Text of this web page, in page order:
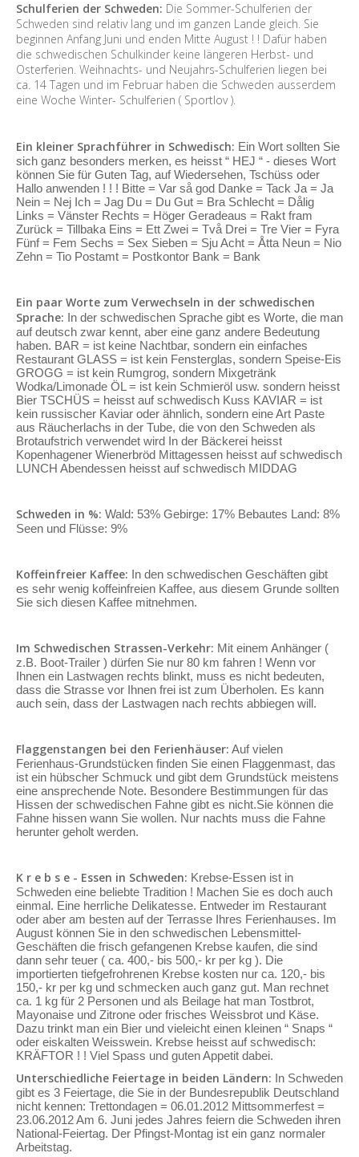
Schulferien der Schweden: Die Sommer-Schulferien der
Schweden sind relativ lang und im ganzen Lande gleich. Sie
beginnen Anfang Juni und enden Mitte August ! ! Dafür haben
die schwedischen Schulkinder keine längeren Herbst- und
Osterferien. Weihnachts- und Neujahrs-Schulferien liegen bei
ca. 14 Tagen und im Februar haben die Schweden ausserdem
eine Woche Winter- Schulferien ( Sportlov ).
Ein kleiner Sprachführer in Schwedisch: Ein Wort sollten Sie
sich ganz besonders merken, es heisst “ HEJ “ - dieses Wort
können Sie für Guten Tag, auf Wiedersehen, Tschüss oder
Hallo anwenden ! ! ! Bitte = Var så god Danke = Tack Ja = Ja
Nein = Nej Ich = Jag Du = Du Gut = Bra Schlecht = Dålig
Links = Vänster Rechts = Höger Geradeaus = Rakt fram
Zurück = Tillbaka Eins = Ett Zwei = Två Drei = Tre Vier = Fyra
Fünf = Fem Sechs = Sex Sieben = Sju Acht = Åtta Neun = Nio
Zehn = Tio Postamt = Postkontor Bank = Bank
Ein paar Worte zum Verwechseln in der schwedischen
Sprache: In der schwedischen Sprache gibt es Worte, die man
auf deutsch zwar kennt, aber eine ganz andere Bedeutung
haben. BAR = ist keine Nachtbar, sondern ein einfaches
Restaurant GLASS = ist kein Fensterglas, sondern Speise-Eis
GROGG = ist kein Rumgrog, sondern Mixgetränk
Wodka/Limonade ÖL = ist kein Schmieröl usw. sondern heisst
Bier TSCHÜS = heisst auf schwedisch Kuss KAVIAR = ist
kein russischer Kaviar oder ähnlich, sondern eine Art Paste
aus Räucherlachs in der Tube, die von den Schweden als
Brotaufstrich verwendet wird In der Bäckerei heisst
Kopenhagener Wienerbröd Mittagessen heisst auf schwedisch
LUNCH Abendessen heisst auf schwedisch MIDDAG
Schweden in %: Wald: 53% Gebirge: 17% Bebautes Land: 8%
Seen und Flüsse: 9%
Koffeinfreier Kaffee: In den schwedischen Geschäften gibt
es sehr wenig koffeinfreien Kaffee, aus diesem Grunde sollten
Sie sich diesen Kaffee mitnehmen.
Im Schwedischen Strassen-Verkehr: Mit einem Anhänger (
z.B. Boot-Trailer ) dürfen Sie nur 80 km fahren ! Wenn vor
Ihnen ein Lastwagen rechts blinkt, muss es nicht bedeuten,
dass die Strasse vor Ihnen frei ist zum Überholen. Es kann
auch sein, dass der Lastwagen nach rechts abbiegen will.
Flaggenstangen bei den Ferienhäuser: Auf vielen
Ferienhaus-Grundstücken finden Sie einen Flaggenmast, das
ist ein hübscher Schmuck und gibt dem Grundstück meistens
eine ansprechende Note. Besondere Bestimmungen für das
Hissen der schwedischen Fahne gibt es nicht.Sie können die
Fahne hissen wann Sie wollen. Nur nachts muss die Fahne
herunter geholt werden.
K r e b s e - Essen in Schweden: Krebse-Essen ist in
Schweden eine beliebte Tradition ! Machen Sie es doch auch
einmal. Eine herrliche Delikatesse. Entweder im Restaurant
oder aber am besten auf der Terrasse Ihres Ferienhauses. Im
August können Sie in den schwedischen Lebensmittel-
Geschäften die frisch gefangenen Krebse kaufen, die sind
dann sehr teuer ( ca. 400,- bis 500,- kr per kg ). Die
importierten tiefgefrohrenen Krebse kosten nur ca. 120,- bis
150,- kr per kg und schmecken auch ganz gut. Man rechnet
ca. 1 kg für 2 Personen und als Beilage hat man Tostbrot,
Mayonaise und Zitrone oder frisches Weissbrot und Käse.
Dazu trinkt man ein Bier und vieleicht einen kleinen “ Snaps “
oder eiskalten Weisswein. Krebse heisst auf schwedisch:
KRÄFTOR ! ! Viel Spass und guten Appetit dabei.
Unterschiedliche Feiertage in beiden Ländern: In Schweden
gibt es 3 Feiertage, die Sie in der Bundesrepublik Deutschland
nicht kennen: Trettondagen = 06.01.2012 Mittsommerfest =
23.06.2012 Am 6. Juni jedes Jahres feiern die Schweden ihren
National-Feiertag. Der Pfingst-Montag ist ein ganz normaler
Arbeitstag.